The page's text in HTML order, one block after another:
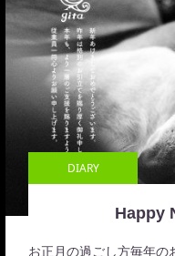
DIARY
Happy
お正月の過ごし方毎年の